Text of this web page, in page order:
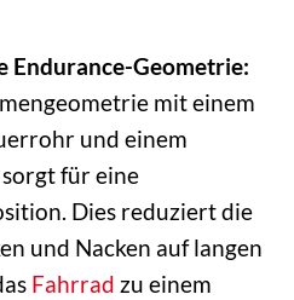
Geometrie:
mit einem
und einem
für eine
Dies reduziert die
und Nacken auf langen
Fahrrad zu einem